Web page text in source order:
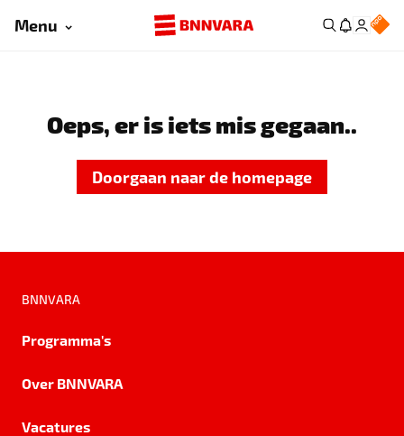
Menu
Oeps, er is iets mis gegaan..
Doorgaan naar de homepage
BNNVARA
Programma's
Over BNNVARA
Vacatures